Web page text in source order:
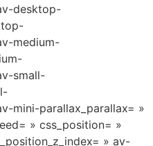
desktop-
medium-
small-
mini-parallax_parallax= »
» css_position= »
» av-